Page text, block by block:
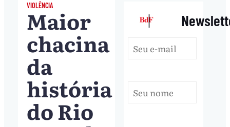
VIOLÊNCIA
Maior
chacina
da
história
do Rio
|